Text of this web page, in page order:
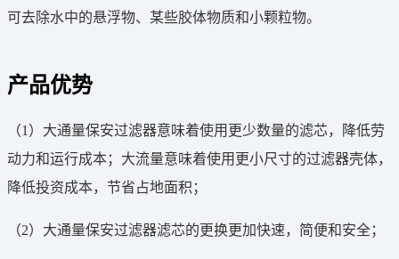
可去除水中的悬浮物、某些胶体物质和小颗粒物。
产品优势
（1）大通量保安过滤器意味着使用更少数量的滤芯，降低劳
动力和运行成本；大流量意味着使用更小尺寸的过滤器壳体，
降低投资成本，节省占地面积；
（2）大通量保安过滤器滤芯的更换更加快速，简便和安全；